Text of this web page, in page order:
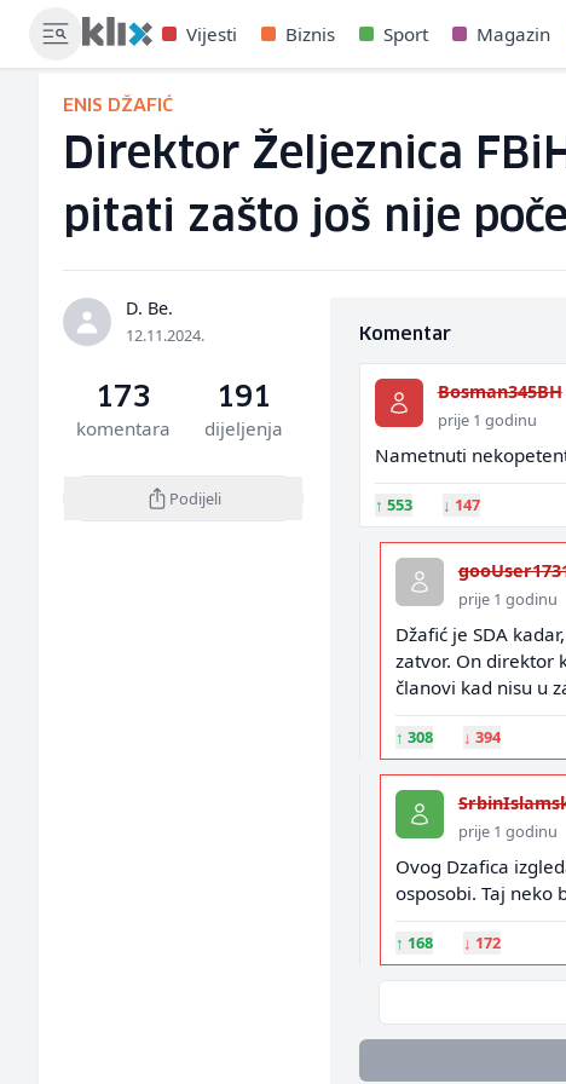
Vijesti Biznis Sport Magazin
ENIS DŽAFIĆ
Direktor Željeznica
pitati zašto još nije
D. Be.
12.11.2024.
173
komentara
191
dijeljenja
Podijeli
Komentar
Bosman345BH
prije 1 godinu
Nametnuti
↑ 553 ↓ 147
prije 1 godinu
Džafić je SDA
zatvor. On direktor
članovi kad nisu u
↑ 308 ↓ 394
prije 1 godinu
Ovog Dzafica
osposobi. Taj neko
↑ 168 ↓ 172